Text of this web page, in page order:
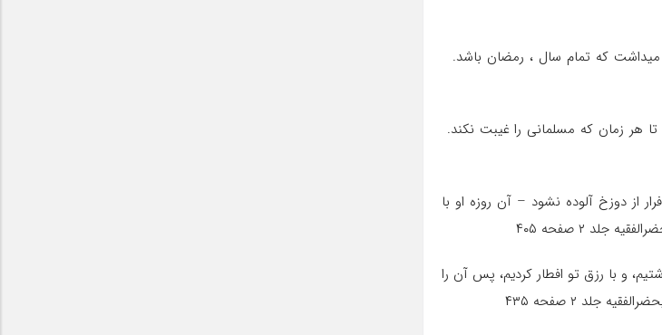
که تمام سال ، رمضان باشد.
هر زمان که مسلمانی را غیبت نکند.
از دوزخ آلوده نشود – آن روزه او با
۲ صفحه ۴۰۵
و با رزق تو افطار کردیم، پس آن را
جلد ۲ صفحه ۴۳۵